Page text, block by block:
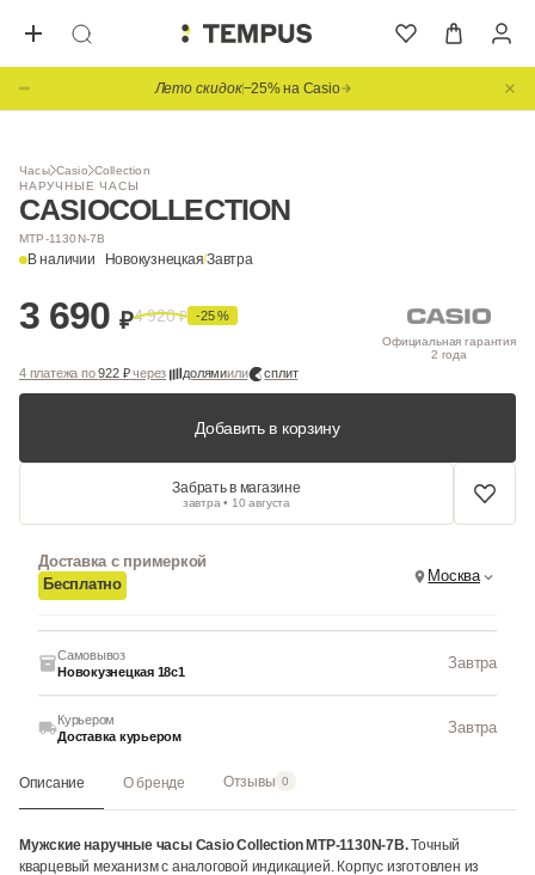
Лето скидок−25% на Casio
Часы Casio Collection
НАРУЧНЫЕ ЧАСЫ
CASIOCOLLECTION
MTP-1130N-7B
В наличии Новокузнецкая/Завтра
1/ 2
3 690 ₽4 920₽ -25 %
Официальная гарантия
2 года
4 платежа по922 ₽через долямиили сплит
Добавить в корзину
Забрать в магазине
завтра • 10 августа
Доставка с примеркой
Бесплатно
Москва
Самовывоз
Новокузнецкая 18с1
Завтра
Курьером
Доставка курьером
Завтра
Описание О бренде Отзывы 0
Мужские наручные часы Casio Collection MTP-1130N-7B.Точный
кварцевый механизм с аналоговой индикацией. Корпус изготовлен из